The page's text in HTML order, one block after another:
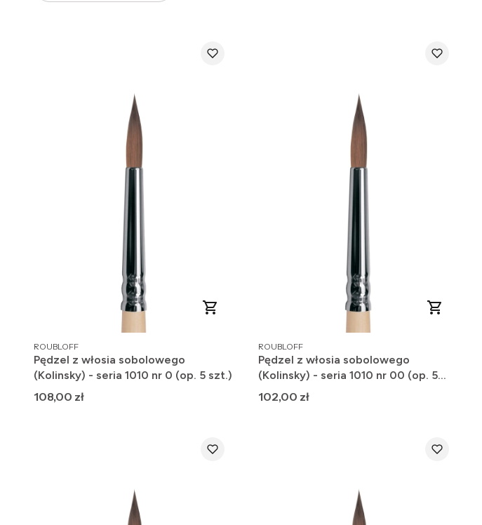
PRODUCENT
ROUBLOFF
Pędzel z włosia sobolowego
(Kolinsky) - seria 1010 nr 0 (op. 5 szt.)
Cena
108,00 zł
PRODUCENT
ROUBLOFF
Pędzel z włosia sobolowego
(Kolinsky) - seria 1010 nr 00 (op. 5
szt.)
Cena
102,00 zł